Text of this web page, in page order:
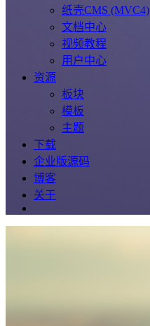
纸壳CMS (MVC4)
文档中心
视频教程
用户中心
资源
板块
模板
主题
下载
企业版源码
博客
关于